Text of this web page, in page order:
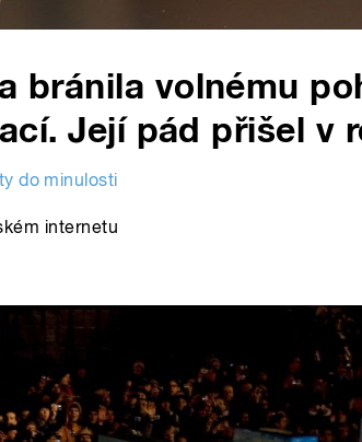
bránila volnému
Její pád přišel v
do minulosti
internetu